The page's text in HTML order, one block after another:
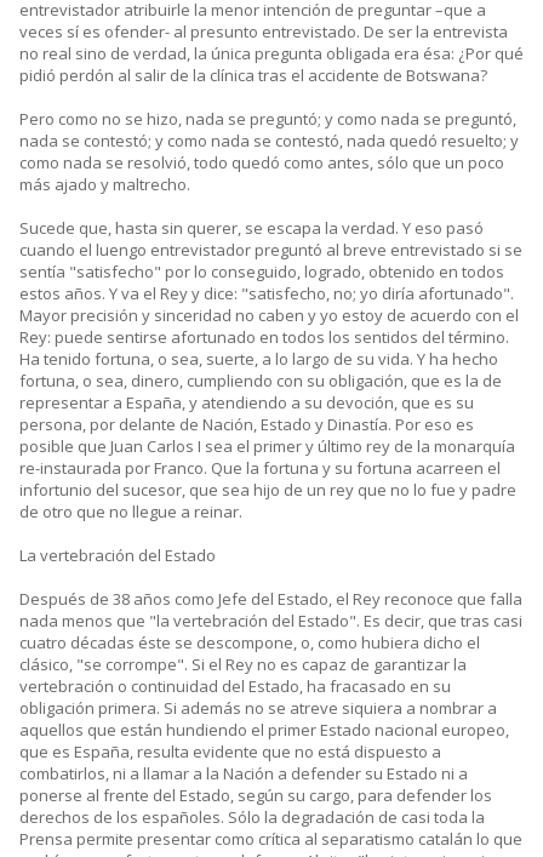
entrevistador atribuirle la menor intención de preguntar –que a
veces sí es ofender- al presunto entrevistado. De ser la entrevista
no real sino de verdad, la única pregunta obligada era ésa: ¿Por qué
pidió perdón al salir de la clínica tras el accidente de Botswana?
Pero como no se hizo, nada se preguntó; y como nada se preguntó,
nada se contestó; y como nada se contestó, nada quedó resuelto; y
como nada se resolvió, todo quedó como antes, sólo que un poco
más ajado y maltrecho.
Sucede que, hasta sin querer, se escapa la verdad. Y eso pasó
cuando el luengo entrevistador preguntó al breve entrevistado si se
sentía "satisfecho" por lo conseguido, logrado, obtenido en todos
estos años. Y va el Rey y dice: "satisfecho, no; yo diría afortunado".
Mayor precisión y sinceridad no caben y yo estoy de acuerdo con el
Rey: puede sentirse afortunado en todos los sentidos del término.
Ha tenido fortuna, o sea, suerte, a lo largo de su vida. Y ha hecho
fortuna, o sea, dinero, cumpliendo con su obligación, que es la de
representar a España, y atendiendo a su devoción, que es su
persona, por delante de Nación, Estado y Dinastía. Por eso es
posible que Juan Carlos I sea el primer y último rey de la monarquía
re-instaurada por Franco. Que la fortuna y su fortuna acarreen el
infortunio del sucesor, que sea hijo de un rey que no lo fue y padre
de otro que no llegue a reinar.
La vertebración del Estado
Después de 38 años como Jefe del Estado, el Rey reconoce que falla
nada menos que "la vertebración del Estado". Es decir, que tras casi
cuatro décadas éste se descompone, o, como hubiera dicho el
clásico, "se corrompe". Si el Rey no es capaz de garantizar la
vertebración o continuidad del Estado, ha fracasado en su
obligación primera. Si además no se atreve siquiera a nombrar a
aquellos que están hundiendo el primer Estado nacional europeo,
que es España, resulta evidente que no está dispuesto a
combatirlos, ni a llamar a la Nación a defender su Estado ni a
ponerse al frente del Estado, según su cargo, para defender los
derechos de los españoles. Sólo la degradación de casi toda la
Prensa permite presentar como crítica al separatismo catalán lo que